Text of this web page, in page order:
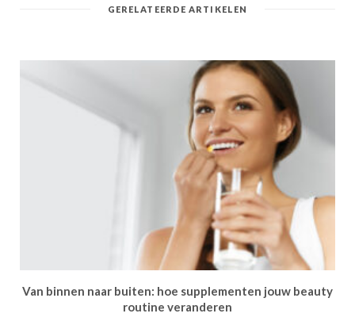
GERELATEERDE ARTIKELEN
Van binnen naar buiten: hoe supplementen jouw beauty
routine veranderen